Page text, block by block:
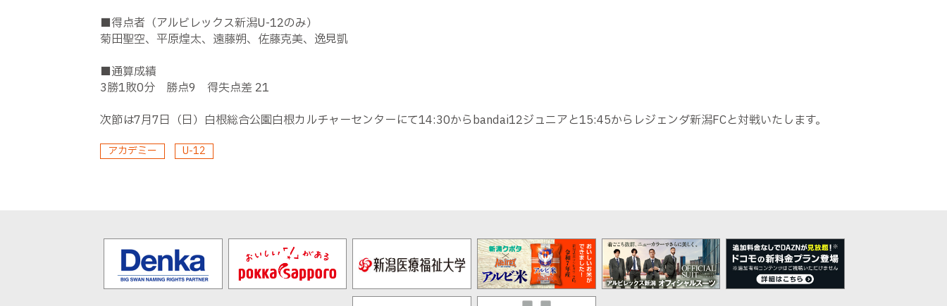
■得点者（アルビレックス新潟U-12のみ）
菊田聖空、平原煌太、遠藤朔、佐藤克美、逸見凱
■通算成績
3勝1敗0分 勝点9 得失点差 21
次節は7月7日（日）白根総合公園白根カルチャーセンターにて14:30からbandai12ジュニアと15:45からレジェンダ新潟FCと対戦いたします。
アカデミー U-12